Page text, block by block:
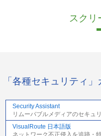
スクリ
「各種セキュリティ
Security Assistant
リムーバブルメディアのセキュ
VisualRoute 日本語版